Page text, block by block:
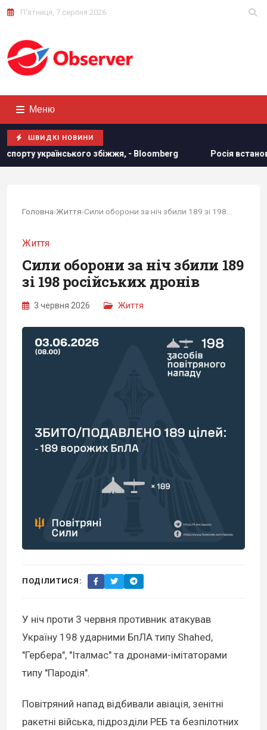
П'ятниця, 7 серпня 2026
Меню
ШВИДКІ НОВИНИ
збіжжя, - Bloomberg Росія встановила антидронові
Головна›Життя›
Життя
Сили оборони за ніч збили 189
зі 198 російських дронів
3 червня 2026 Життя
ПОДІЛИТИСЯ:
У ніч проти 3 червня противник атакував
Україну 198 ударними БпЛА типу Shahed,
"Гербера", "Італмас" та дронами-імітаторами
типу "Пародія".
Повітряний напад відбивали авіація, зенітні
ракетні війська, підрозділи РЕБ та безпілотних